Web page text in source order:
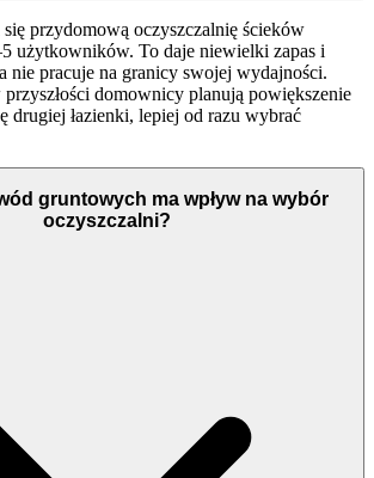
przydomową oczyszczalnię ścieków
użytkowników. To daje niewielki zapas i
nie pracuje na granicy swojej wydajności.
domownicy planują powiększenie
drugiej łazienki, lepiej od razu wybrać
gruntowych ma wpływ na wybór
oczyszczalni?